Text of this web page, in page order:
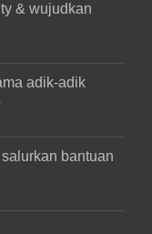
& wujudkan
adik-adik
bantuan